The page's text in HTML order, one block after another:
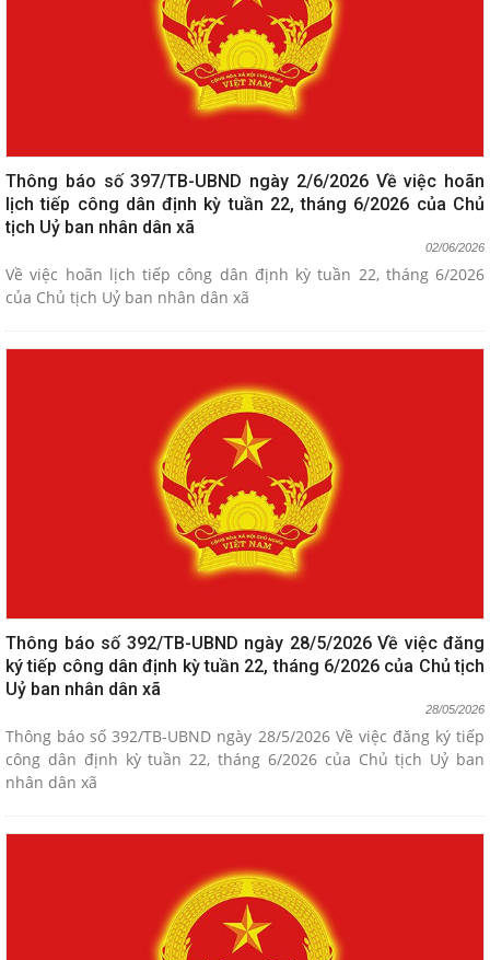
Thông báo số 397/TB-UBND ngày 2/6/2026 Về việc hoãn
lịch tiếp công dân định kỳ tuần 22, tháng 6/2026 của Chủ
tịch Uỷ ban nhân dân xã
02/06/2026
Về việc hoãn lịch tiếp công dân định kỳ tuần 22, tháng 6/2026
của Chủ tịch Uỷ ban nhân dân xã
Thông báo số 392/TB-UBND ngày 28/5/2026 Về việc đăng
ký tiếp công dân định kỳ tuần 22, tháng 6/2026 của Chủ tịch
Uỷ ban nhân dân xã
28/05/2026
Thông báo số 392/TB-UBND ngày 28/5/2026 Về việc đăng ký tiếp
công dân định kỳ tuần 22, tháng 6/2026 của Chủ tịch Uỷ ban
nhân dân xã